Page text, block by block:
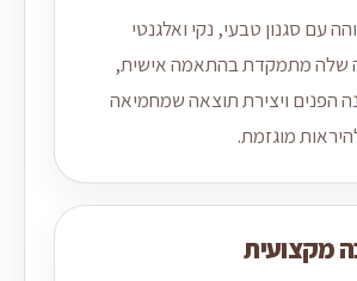
עם סגנון טבעי, נקי ואלגנטי
שלה מתמקדת בהתאמה אישית,
הפנים ויצירת תוצאה שמחמיאה
מוגזמת.
מקצועית